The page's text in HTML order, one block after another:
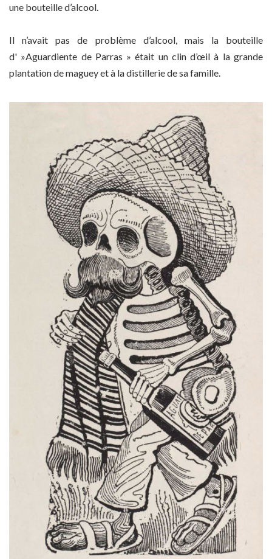
une bouteille d’alcool.
Il n’avait pas de problème d’alcool, mais la bouteille
d' »Aguardiente de Parras » était un clin d’œil à la grande
plantation de maguey et à la distillerie de sa famille.